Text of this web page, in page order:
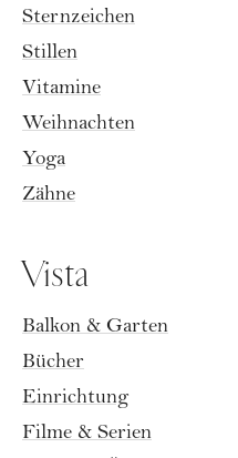
Sternzeichen
Stillen
Vitamine
Weihnachten
Yoga
Zähne
Vista
Balkon & Garten
Bücher
Einrichtung
Filme & Serien